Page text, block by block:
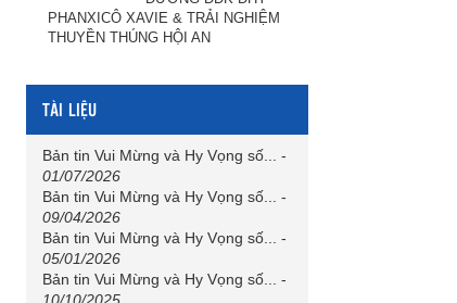
PHANXICÔ XAVIE & TRẢI NGHIỆM
THUYỀN THÚNG HỘI AN
TÀI LIỆU
Bản tin Vui Mừng và Hy Vọng số...
-
01/07/2026
Bản tin Vui Mừng và Hy Vọng số...
-
09/04/2026
Bản tin Vui Mừng và Hy Vọng số...
-
05/01/2026
Bản tin Vui Mừng và Hy Vọng số...
-
10/10/2025